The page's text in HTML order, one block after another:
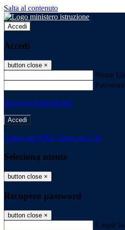
Salta al contenuto
Accedi
Accedi
button close ×
Nome
Password
Password dimenticata?
-
Entra con SPID Entra con CIE
Seleziona utente
button close ×
Recupero password
button close ×
E-mail